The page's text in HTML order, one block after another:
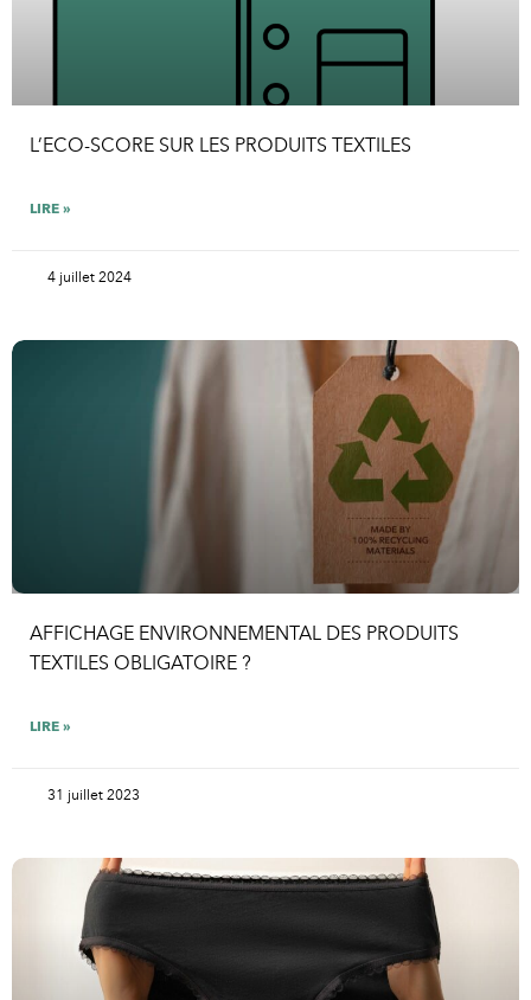
L’ECO-SCORE SUR LES PRODUITS TEXTILES
LIRE »
4 juillet 2024
AFFICHAGE ENVIRONNEMENTAL DES PRODUITS
TEXTILES OBLIGATOIRE ?
LIRE »
31 juillet 2023